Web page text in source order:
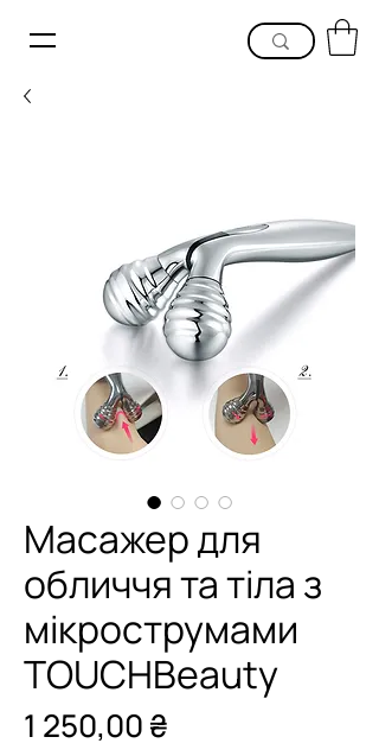
Масажер для
обличчя та тіла з
мікрострумами
TOUCHBeauty
1 250,00 ₴